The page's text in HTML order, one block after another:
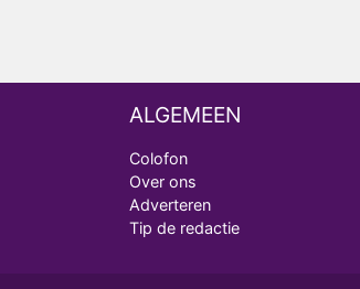
ALGEMEEN
Colofon
Over ons
Adverteren
Tip de redactie